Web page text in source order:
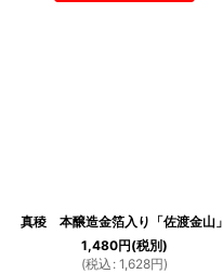
真稜 本醸造金箔入り「佐渡金山」
1,480円(税別)
(税込 : 1,628円)